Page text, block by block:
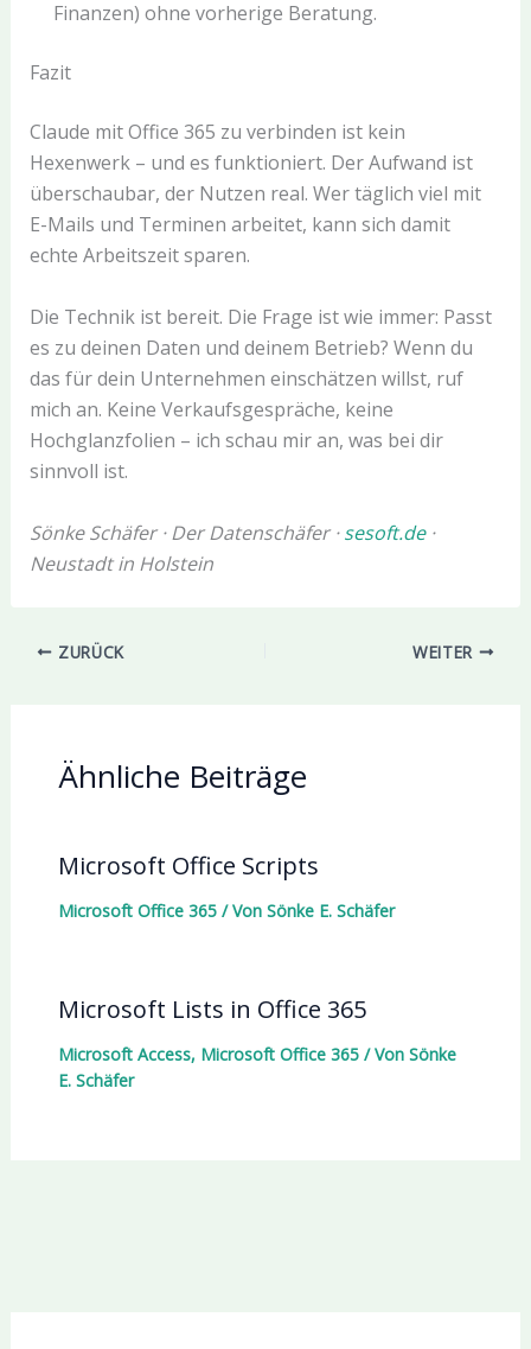
Finanzen) ohne vorherige Beratung.
Fazit
Claude mit Office 365 zu verbinden ist kein
Hexenwerk – und es funktioniert. Der Aufwand ist
überschaubar, der Nutzen real. Wer täglich viel mit
E-Mails und Terminen arbeitet, kann sich damit
echte Arbeitszeit sparen.
Die Technik ist bereit. Die Frage ist wie immer: Passt
es zu deinen Daten und deinem Betrieb? Wenn du
das für dein Unternehmen einschätzen willst, ruf
mich an. Keine Verkaufsgespräche, keine
Hochglanzfolien – ich schau mir an, was bei dir
sinnvoll ist.
Sönke Schäfer · Der Datenschäfer ·sesoft.de·
Neustadt in Holstein
ZURÜCK WEITER
Ähnliche Beiträge
Microsoft Office Scripts
Microsoft Office 365/ Von Sönke E. Schäfer
Microsoft Lists in Office 365
Microsoft Access, Microsoft Office 365/ Von Sönke
E. Schäfer